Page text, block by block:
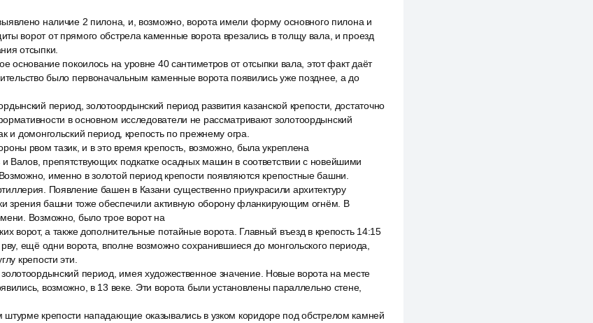
наличие 2 пилона, и, возможно, ворота имели форму основного пилона и
ворот от прямого обстрела каменные ворота врезались в толщу вала, и проезд
отсыпки.
основание покоилось на уровне 40 сантиметров от отсыпки вала, этот факт даёт
было первоначальным каменные ворота появились уже позднее, а до
период, золотоордынский период развития казанской крепости, достаточно
в основном исследователи не рассматривают золотоордынский
и домонгольский период, крепость по прежнему огра.
рвом тазик, и в это время крепость, возможно, была укреплена
Валов, препятствующих подкатке осадных машин в соответствии с новейшими
именно в золотой период крепости появляются крепостные башни.
Появление башен в Казани существенно приукрасили архитектуру
зрения башни тоже обеспечили активную оборону фланкирующим огнём. В
Возможно, было трое ворот на
ворот, а также дополнительные потайные ворота. Главный въезд в крепость 14:15
ещё одни ворота, вполне возможно сохранившиеся до монгольского периода,
крепости эти.
период, имея художественное значение. Новые ворота на месте
возможно, в 13 веке. Эти ворота были установлены параллельно стене,
крепости нападающие оказывались в узком коридоре под обстрелом камней